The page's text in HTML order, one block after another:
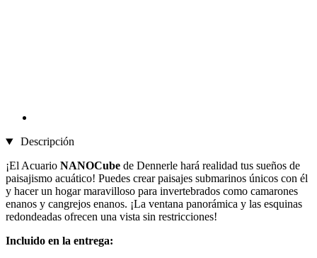
Descripción
¡El Acuario NANOCube de Dennerle hará realidad tus sueños de
paisajismo acuático! Puedes crear paisajes submarinos únicos con él
y hacer un hogar maravilloso para invertebrados como camarones
enanos y cangrejos enanos. ¡La ventana panorámica y las esquinas
redondeadas ofrecen una vista sin restricciones!
Incluido en la entrega: